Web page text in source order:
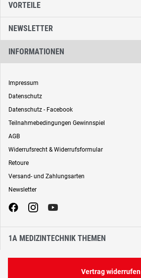
VORTEILE
NEWSLETTER
INFORMATIONEN
Impressum
Datenschutz
Datenschutz - Facebook
Teilnahmebedingungen Gewinnspiel
AGB
Widerrufsrecht & Widerrufsformular
Retoure
Versand- und Zahlungsarten
Newsletter
1A MEDIZINTECHNIK THEMEN
Vertrag widerrufen